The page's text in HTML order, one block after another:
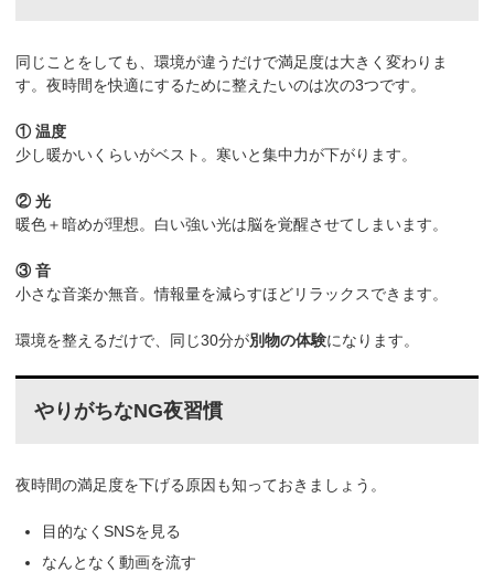
同じことをしても、環境が違うだけで満足度は大きく変わりま
す。夜時間を快適にするために整えたいのは次の3つです。
① 温度
少し暖かいくらいがベスト。寒いと集中力が下がります。
② 光
暖色＋暗めが理想。白い強い光は脳を覚醒させてしまいます。
③ 音
小さな音楽か無音。情報量を減らすほどリラックスできます。
環境を整えるだけで、同じ30分が別物の体験になります。
やりがちなNG夜習慣
夜時間の満足度を下げる原因も知っておきましょう。
目的なくSNSを見る
なんとなく動画を流す